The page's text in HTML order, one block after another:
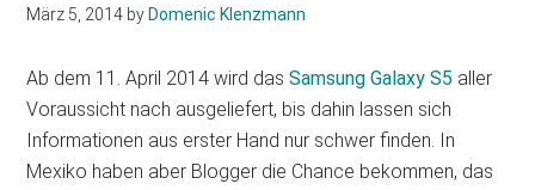
März 5, 2014 by Domenic Klenzmann
Ab dem 11. April 2014 wird dasSamsung Galaxy S5 aller
Voraussicht nach ausgeliefert, bis dahin lassen sich
Informationen aus erster Hand nur schwer finden. In
Mexiko haben aber Blogger die Chance bekommen, das